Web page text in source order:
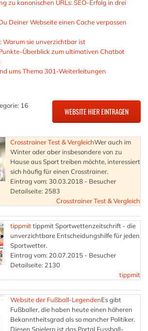
zu kanonischen URLs: SEO-Erfolg in drei
Deiner Webseite einen Cache verpassen
Warum sie unverzichtbar ist
Überblick zum ultimativen Chatbot
ums Thema 301-Weiterleitungen
16
Crosstrainer Test & VergleichWer auch im
Winter oder aber insbesondere von zu
Hause aus Sport treiben möchte, interessiert
sich häufig für einen Crosstrainer.
Eintrag vom: 30.03.2018 - Besucher
Detailseite: 2583
Crosstrainer Test & Vergleich
tippmittippmit Sportwettenzeitschrift - die
unverzichtbare Entscheidungshilfe für jeden
Sportwetter.
Eintrag vom: 20.07.2015 - Besucher
Detailseite: 2130
tippmit
Website der Fußball-LegendenEs gibt
Fußballer, die haben heute einen höheren
Bekanntheitsgrad als so mancher Politiker.
Diesen Spielern ist das Portal Fussball-